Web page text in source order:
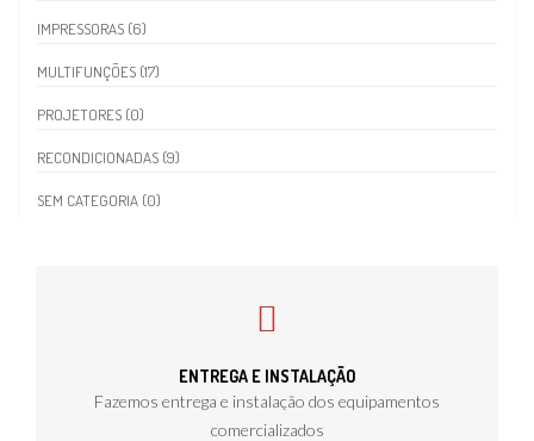
IMPRESSORAS (6)
MULTIFUNÇÕES (17)
PROJETORES (0)
RECONDICIONADAS (9)
SEM CATEGORIA (0)
ENTREGA E INSTALAÇÃO
Fazemos entrega e instalação dos equipamentos
comercializados